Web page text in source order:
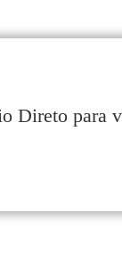
Direto para